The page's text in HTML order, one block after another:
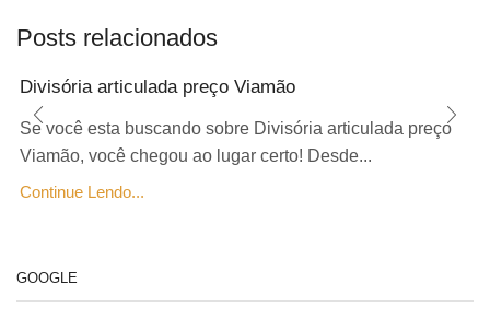
Posts relacionados
Divisória articulada preço Viamão
Se você esta buscando sobre Divisória articulada preço
Viamão, você chegou ao lugar certo! Desde...
Continue Lendo...
GOOGLE